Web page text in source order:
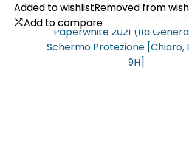
Added to wishlistRemoved from
Add to compare
Added to wishlistRemoved from
Add to compare